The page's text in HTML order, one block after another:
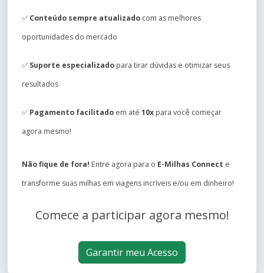
✅ Conteúdo sempre atualizado com as melhores
oportunidades do mercado
✅ Suporte especializado para tirar dúvidas e otimizar seus
resultados
✅ Pagamento facilitado em até 10x para você começar
agora mesmo!
Não fique de fora! Entre agora para o E-Milhas Connect e
transforme suas milhas em viagens incríveis e/ou em dinheiro!
Comece a participar agora mesmo!
Garantir meu Acesso